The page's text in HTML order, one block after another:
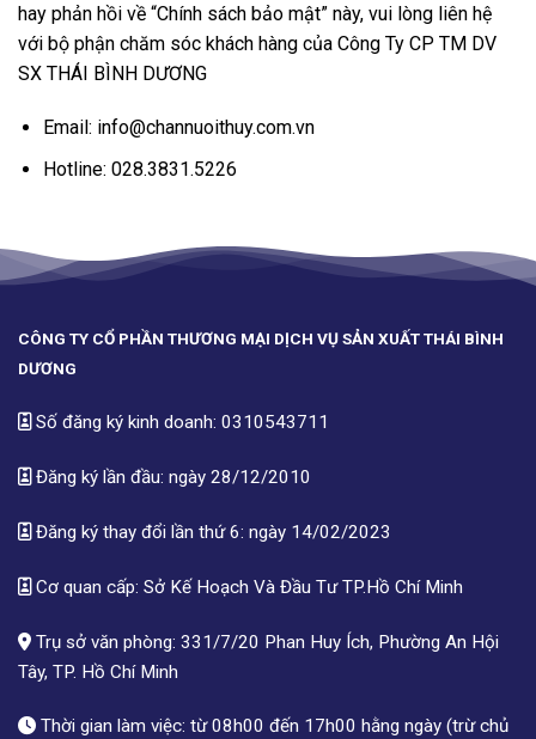
hay phản hồi về “Chính sách bảo mật” này, vui lòng liên hệ
với bộ phận chăm sóc khách hàng của Công Ty CP TM DV
SX THÁI BÌNH DƯƠNG
Email: info@channuoithuy.com.vn
Hotline: 028.3831.5226
CÔNG TY CỔ PHẦN THƯƠNG MẠI DỊCH VỤ SẢN XUẤT THÁI BÌNH
DƯƠNG
Số đăng ký kinh doanh: 0310543711
Đăng ký lần đầu: ngày 28/12/2010
Đăng ký thay đổi lần thứ 6: ngày 14/02/2023
Cơ quan cấp: Sở Kế Hoạch Và Đầu Tư TP.Hồ Chí Minh
Trụ sở văn phòng: 331/7/20 Phan Huy Ích, Phường An Hội
Tây, TP. Hồ Chí Minh
Thời gian làm việc: từ 08h00 đến 17h00 hằng ngày (trừ chủ